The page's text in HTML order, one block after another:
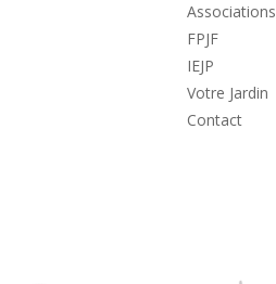
Associations
FPJF
IEJP
Votre Jardin
Contact